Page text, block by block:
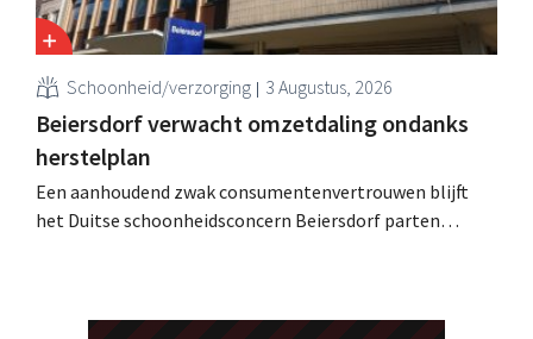
Schoonheid/verzorging 3 Augustus, 2026
Beiersdorf verwacht omzetdaling ondanks
herstelplan
Een aanhoudend zwak consumentenvertrouwen blijft
het Duitse schoonheidsconcern Beiersdorf parten